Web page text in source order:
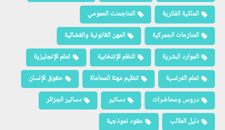
الملكية الفكرية
المناجمنت العمومي
المنازعات الجمركية
المهن القانونية والقضائية
الموارد البشرية
النظم الإنتخابية
تعلم الإنجليزية
تعلم الفرنسية
تنظيم مهنة المحاماة
حقوق الإنسان
دروس ومحاضرات
دساتير
دساتير الجزائر
دليل الطالب
عقود نموذجية